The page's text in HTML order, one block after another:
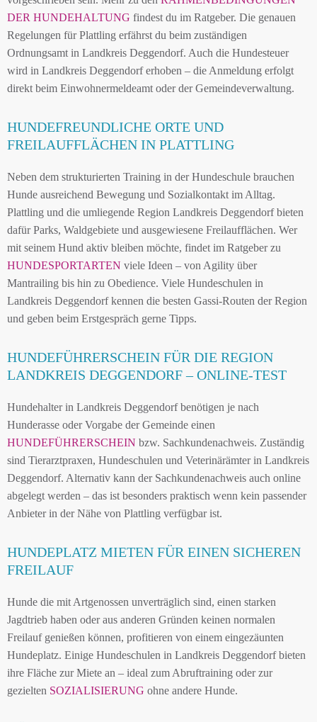
DER HUNDEHALTUNG findest du im Ratgeber. Die genauen
Regelungen für Plattling erfährst du beim zuständigen
Ordnungsamt in Landkreis Deggendorf. Auch die Hundesteuer
wird in Landkreis Deggendorf erhoben – die Anmeldung erfolgt
direkt beim Einwohnermeldeamt oder der Gemeindeverwaltung.
HUNDEFREUNDLICHE ORTE UND
FREILAUFFLÄCHEN IN PLATTLING
Neben dem strukturierten Training in der Hundeschule brauchen
Hunde ausreichend Bewegung und Sozialkontakt im Alltag.
Plattling und die umliegende Region Landkreis Deggendorf bieten
dafür Parks, Waldgebiete und ausgewiesene Freilaufflächen. Wer
mit seinem Hund aktiv bleiben möchte, findet im Ratgeber zu
HUNDESPORTARTEN viele Ideen – von Agility über
Mantrailing bis hin zu Obedience. Viele Hundeschulen in
Landkreis Deggendorf kennen die besten Gassi-Routen der Region
und geben beim Erstgespräch gerne Tipps.
HUNDEFÜHRERSCHEIN FÜR DIE REGION
LANDKREIS DEGGENDORF – ONLINE-TEST
Hundehalter in Landkreis Deggendorf benötigen je nach
Hunderasse oder Vorgabe der Gemeinde einen
HUNDEFÜHRERSCHEIN bzw. Sachkundenachweis. Zuständig
sind Tierarztpraxen, Hundeschulen und Veterinärämter in Landkreis
Deggendorf. Alternativ kann der Sachkundenachweis auch online
abgelegt werden – das ist besonders praktisch wenn kein passender
Anbieter in der Nähe von Plattling verfügbar ist.
HUNDEPLATZ MIETEN FÜR EINEN SICHEREN
FREILAUF
Hunde die mit Artgenossen unverträglich sind, einen starken
Jagdtrieb haben oder aus anderen Gründen keinen normalen
Freilauf genießen können, profitieren von einem eingezäunten
Hundeplatz. Einige Hundeschulen in Landkreis Deggendorf bieten
ihre Fläche zur Miete an – ideal zum Abruftraining oder zur
gezielten SOZIALISIERUNG ohne andere Hunde.